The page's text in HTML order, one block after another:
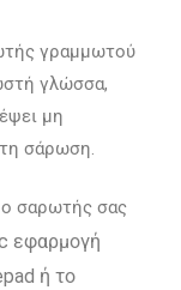
γραμμωτού
γλώσσα,
μη
σάρωση.
ο σαρωτής σας
εφαρμογή
ή το